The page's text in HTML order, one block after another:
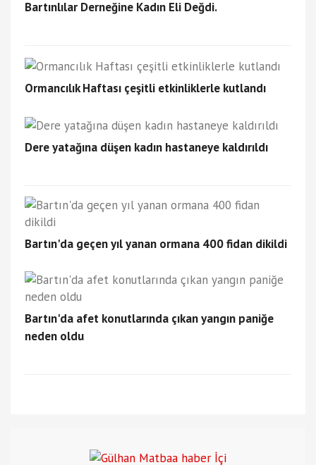
Bartınlılar Derneğine Kadın Eli Değdi.
Ormancılık Haftası çeşitli etkinliklerle kutlandı
Dere yatağına düşen kadın hastaneye kaldırıldı
Bartın'da geçen yıl yanan ormana 400 fidan dikildi
Bartın'da afet konutlarında çıkan yangın paniğe
neden oldu